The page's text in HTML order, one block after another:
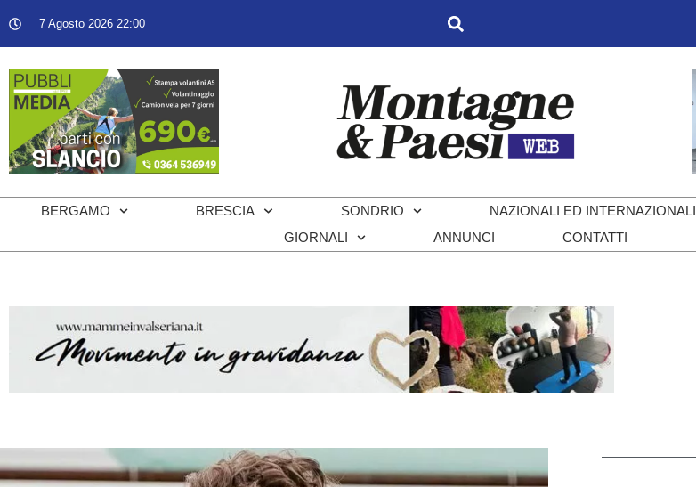
7 Agosto 2026 22:00
BERGAMO BRESCIA SONDRIO NAZIONALI ED INTERNAZIONALI
GIORNALI
ANNUNCI CONTATTI